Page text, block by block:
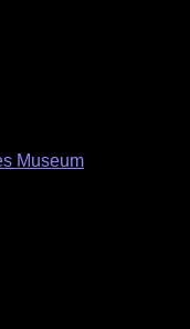
Museum